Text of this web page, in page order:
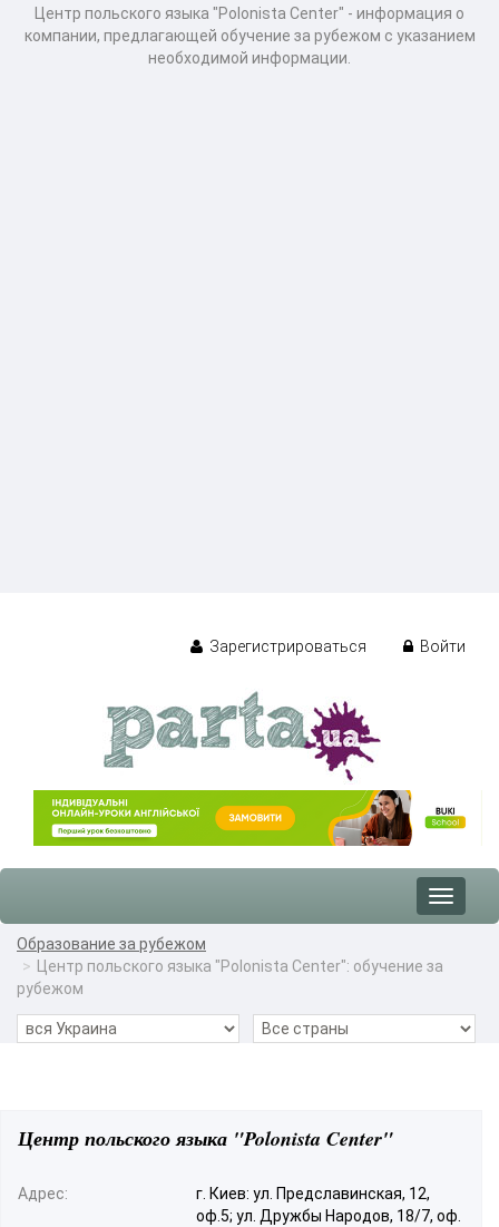
Центр польского языка "Polonista Center" - информация о
компании, предлагающей обучение за рубежом с указанием
необходимой информации.
Зарегистрироваться Войти
Toggle
Образование за рубежом
Центр польского языка "Polonista Center": обучение за
рубежом
Центр польского языка "Polonista Center"
Адрес:
г. Киев: ул. Предславинская, 12,
оф.5; ул. Дружбы Народов, 18/7, оф.